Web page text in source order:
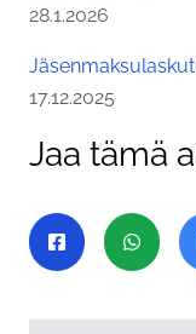
Julkaistu:
28.1.2026
Julkaistu:
17.12.2025
Jaa tämä
Jaa sivu
Jaa Jaa